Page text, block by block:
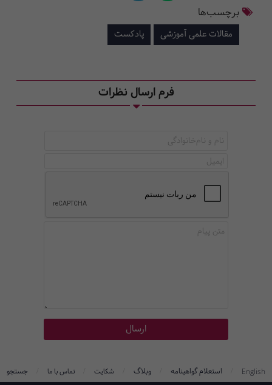
برچسب‌ها
مقالات علمی آموزشی پادکست
فرم ارسال نظرات
English استعلام گواهینامه وبلاگ شکایت تماس با ما جستجو